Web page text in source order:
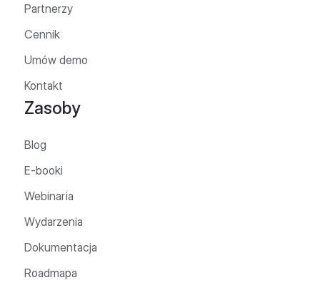
Partnerzy
Cennik
Umów demo
Kontakt
Zasoby
Blog
E-booki
Webinaria
Wydarzenia
Dokumentacja
Roadmapa